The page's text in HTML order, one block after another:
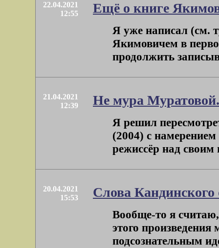
22.04.2021
12:55
Ещё о книге
Я уже написал (см.
Якимовичем в
продолжить
21.04.2021
12:39
Не мура
Я решил
(2004) с
режиссёр над
20.04.2021
15:53
Слова
Вообще-то я считаю,
этого произведения
подсознательным